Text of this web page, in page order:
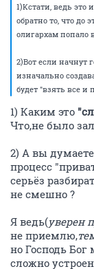
1)Кстати, ведь это
обратно то, что до
олигархам попало
2)Вот если начнут
изначально
будет "взять все и
1) Каким это
Что,не было
2) А вы
процесс
серьёз
не смешно ?
Я ведь(уверен
не приемлю,
но Господь
сложно